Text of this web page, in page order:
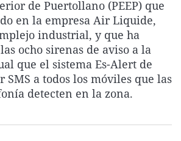
País Vasco
de Puertollano (PEEP) que
en la empresa Air Liquide,
industrial, y que ha
ocho sirenas de aviso a la
que el sistema Es-Alert de
SMS a todos los móviles que las
detecten en la zona.